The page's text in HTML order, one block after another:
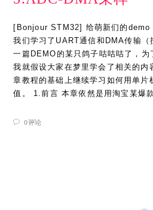
[Bonjour STM32] 给萌新们的demo
我们学习了UART通信和DMA传输（
一篇DEMO的某只鸽子咕咕咕了，为
我就假设大家在梦里学会了相关的内
章教程的基础上继续学习如何用单片
值。 1.前言 本章依然是用淘宝某爆
0评论